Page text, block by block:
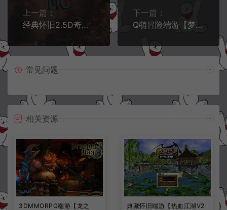
上一篇：
经典怀旧2.5D奇迹端游【远古奇迹S6魔改版】10月最新整理Win一键服务端+网页注册+GM工具+PC客户端+详细搭建教程
下一篇：
Q萌冒险端游【梦幻国度全功能版】10月最新整理Win一键服务端+GM工具+GM命令+PC客户端+详细搭建教程
常见问题
相关资源
3DMMORPG端游【龙之
典藏怀旧端游【热血江湖V2